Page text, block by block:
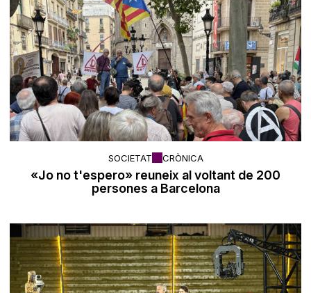
SOCIETAT CRÒNICA
«Jo no t'espero» reuneix al voltant de 200
persones a Barcelona